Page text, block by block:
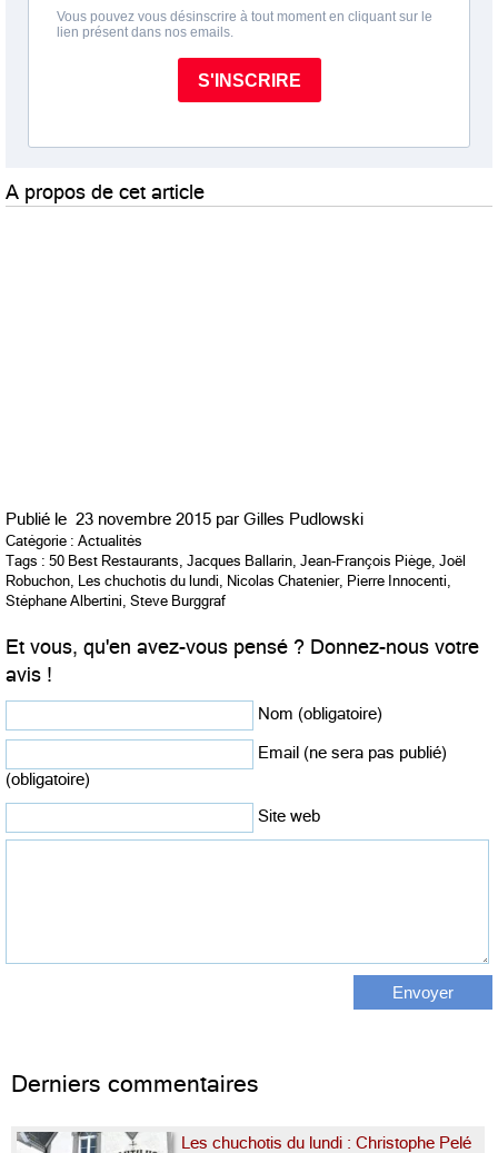
A propos de cet article
Publié le 23 novembre 2015 par Gilles Pudlowski
Catégorie : Actualités
Tags : 50 Best Restaurants Jacques Ballarin Jean-François Piège Joël
Robuchon
Les chuchotis du lundi Nicolas Chatenier, Pierre Innocenti
Stéphane Albertini Steve Burggraf
Et vous, qu'en avez-vous pensé ? Donnez-nous votre
avis !
Nom (obligatoire)
Email (ne sera pas publié)
(obligatoire)
Site web
Derniers commentaires
Les chuchotis du lundi : Christophe Pelé